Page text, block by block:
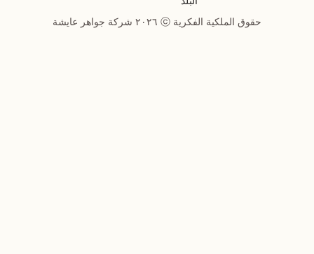
حقوق الملكية الفكرية ⓒ ٢٠٢٦ شركة جواهر عايشة